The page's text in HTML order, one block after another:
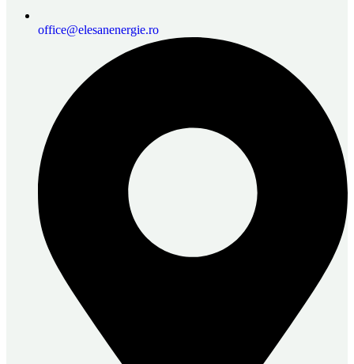
office@elesanenergie.ro